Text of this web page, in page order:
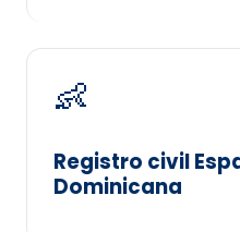
👶
Registro civil
Dominicana